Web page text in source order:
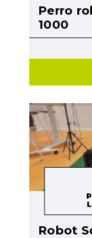
Perro
1000
Robot